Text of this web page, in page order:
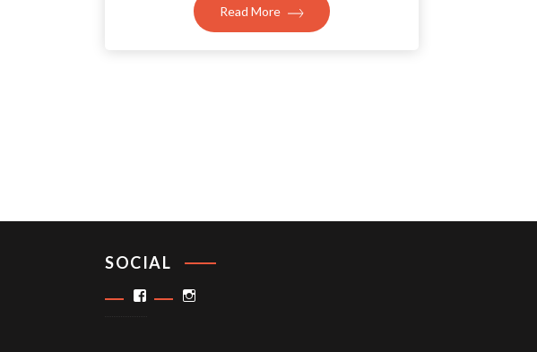
Read More
SOCIAL
Facebook